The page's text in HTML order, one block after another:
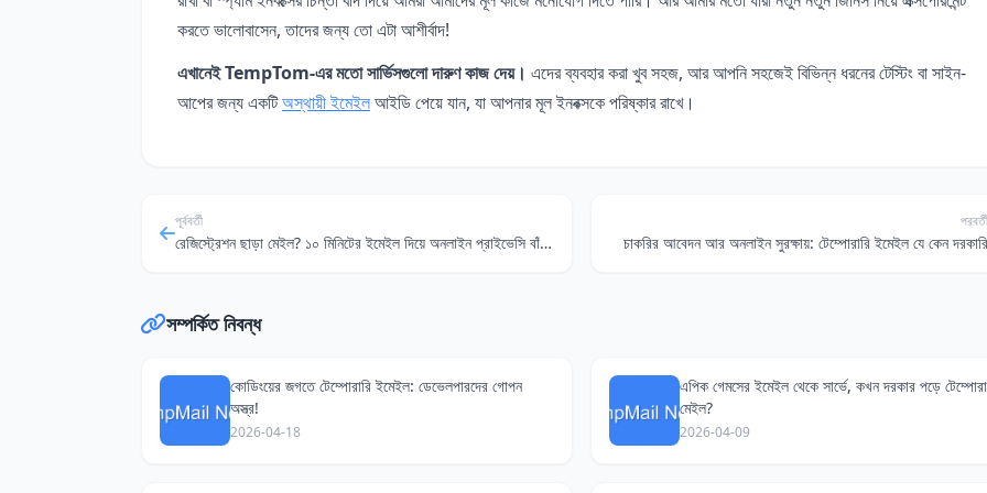
করতে ভালোবাসেন, তাদের জন্য তো এটা আশীর্বাদ!
এখানেই TempTom-এর মতো সার্ভিসগুলো দারুণ কাজ দেয়। এদের ব্যবহার করা খুব সহজ, আর আপনি সহজেই বিভিন্ন ধরনের টেস্টিং বা সাইন-
আপের জন্য একটিঅস্থায়ী ইমেইলআইডি পেয়ে যান, যা আপনার মূল ইনবক্সকে পরিষ্কার রাখে।
পূর্ববর্তী
রেজিস্ট্রেশন ছাড়া মেইল? ১০ মিনিটের ইমেইল দিয়ে অনলাইন প্রাইভেসি বাঁচান!
পরবর্তী
চাকরির আবেদন আর অনলাইন সুরক্ষায়: টেম্পোরারি ইমেইল যে কেন দরকারি
সম্পর্কিত নিবন্ধ
কোডিংয়ের জগতে টেম্পোরারি ইমেইল: ডেভেলপারদের গোপন
অস্ত্র!
2026-04-18
এপিক গেমসের ইমেইল থেকে সার্ভে, কখন দরকার পড়ে
মেইল?
2026-04-09